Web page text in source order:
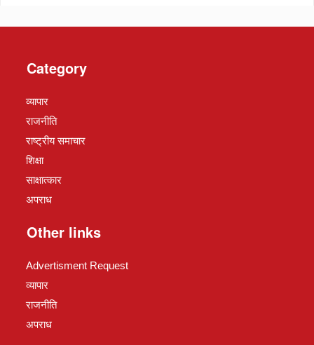
Category
व्यापार
राजनीति
राष्ट्रीय समाचार
शिक्षा
साक्षात्कार
अपराध
Other links
Advertisment Request
व्यापार
राजनीति
अपराध